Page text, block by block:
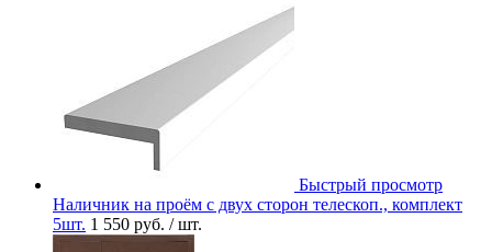
Быстрый просмотр
Наличник на проём с двух сторон телескоп., комплект
5шт. 1 550 руб. / шт.